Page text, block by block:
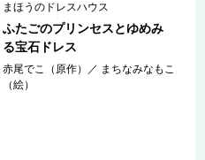
まほうのドレスハウス
ふたごのプリンセスとゆめみ
る宝石ドレス
赤尾でこ（原作） ／ まちなみなもこ
（絵）